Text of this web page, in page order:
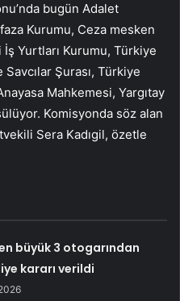
bugün Adalet
Kurumu, Ceza mesken
Yurtları Kurumu, Türkiye
Şurası, Türkiye
Mahkemesi, Yargıtay
Komisyonda söz alan
Sera Kadıgil, özetle
büyük 3 otogarından
kararı verildi